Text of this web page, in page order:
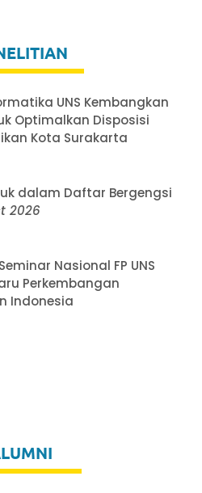
UNS Kembangkan
Optimalkan Disposisi
Kota Surakarta
dalam Daftar Bergengsi
2026
Nasional FP UNS
Perkembangan
Indonesia